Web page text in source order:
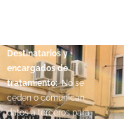
Destinatarios y
encargados de
tratamiento:No se
ceden o comunican
datos a terceros para